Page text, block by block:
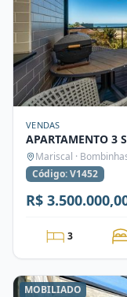
VENDAS
APARTAMENTO 3
Mariscal ·
Código: V1452
R$
3
MOBILIADO